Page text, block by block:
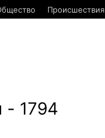
Происшествия
- 1794